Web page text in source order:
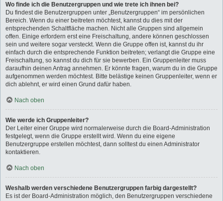
Wo finde ich die Benutzergruppen und wie trete ich ihnen bei?
Du findest die Benutzergruppen unter „Benutzergruppen“ im persönlichen
Bereich. Wenn du einer beitreten möchtest, kannst du dies mit der
entsprechenden Schaltfläche machen. Nicht alle Gruppen sind allgemein
offen. Einige erfordern erst eine Freischaltung, andere können geschlossen
sein und weitere sogar versteckt. Wenn die Gruppe offen ist, kannst du ihr
einfach durch die entsprechende Funktion beitreten; verlangt die Gruppe eine
Freischaltung, so kannst du dich für sie bewerben. Ein Gruppenleiter muss
daraufhin deinen Antrag annehmen. Er könnte fragen, warum du in die Gruppe
aufgenommen werden möchtest. Bitte belästige keinen Gruppenleiter, wenn er
dich ablehnt, er wird einen Grund dafür haben.
Nach oben
Wie werde ich Gruppenleiter?
Der Leiter einer Gruppe wird normalerweise durch die Board-Administration
festgelegt, wenn die Gruppe erstellt wird. Wenn du eine eigene
Benutzergruppe erstellen möchtest, dann solltest du einen Administrator
kontaktieren.
Nach oben
Weshalb werden verschiedene Benutzergruppen farbig dargestellt?
Es ist der Board-Administration möglich, den Benutzergruppen verschiedene